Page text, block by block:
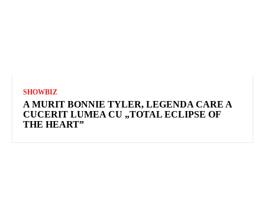
SHOWBIZ
A MURIT BONNIE TYLER, LEGENDA CARE A
CUCERIT LUMEA CU „TOTAL ECLIPSE OF
THE HEART”